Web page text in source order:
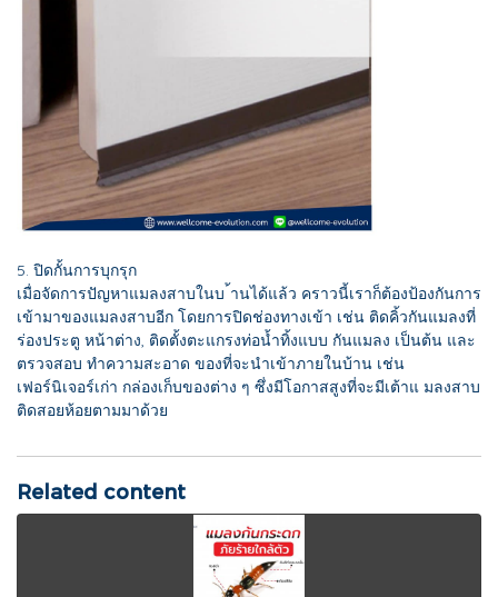
5. ปิดกั้นการบุกรุก
เมื่อจัดการปัญหาแมลงสาบในบ ้านได้แล้ว คราวนี้เราก็ต้องป้องกันการ
เข้ามาของแมลงสาบอีก โดยการปิดช่องทางเข้า เช่น ติดคิ้วกันแมลงที่
ร่องประตู หน้าต่าง, ติดตั้งตะแกรงท่อน้ำทิ้งแบบ กันแมลง เป็นต้น และ
ตรวจสอบ ทำความสะอาด ของที่จะนำเข้าภายในบ้าน เช่น
เฟอร์นิเจอร์เก่า กล่องเก็บของต่าง ๆ ซึ่งมีโอกาสสูงที่จะมีเต้าแ มลงสาบ
ติดสอยห้อยตามมาด้วย
Related content